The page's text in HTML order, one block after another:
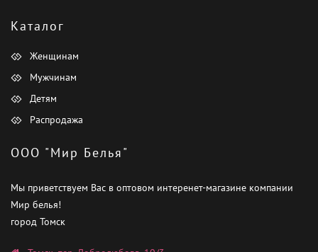
Каталог
Женщинам
Мужчинам
Детям
Распродажа
ООО "Мир Белья"
Мы приветствуем Вас в оптовом интеренет-магазине компании
Мир белья!
город Томск